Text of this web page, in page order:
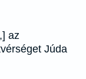
az
Júda